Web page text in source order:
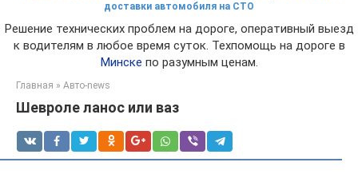
доставки автомобиля на СТО
Решение технических проблем на дороге, оперативный выезд
к водителям в любое время суток. Техпомощь на дороге в
Минске по разумным ценам.
Главная » Авто-news
Шевроле ланос или ваз